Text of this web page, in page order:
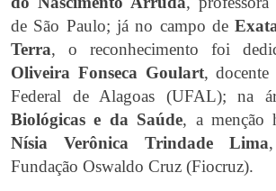
de São Paulo; já no campo de
Terra, o reconhecimento foi
Oliveira Fonseca Goulart, docente
Federal de Alagoas (UFAL); na
Biológicas e da Saúde, a menção
Nísia Verônica Trindade Lima
Fundação Oswaldo Cruz (Fiocruz).